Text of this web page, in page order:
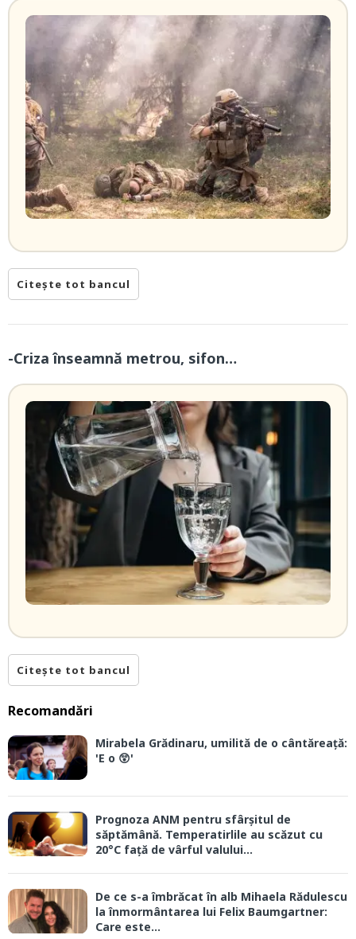
Citește tot bancul
-Criza înseamnă metrou, sifon…
Citește tot bancul
Recomandări
Mirabela Grădinaru, umilită de o cântăreață:
'E o 😲'
Prognoza ANM pentru sfârșitul de
săptămână. Temperatirlile au scăzut cu
20°C față de vârful valului...
De ce s-a îmbrăcat în alb Mihaela Rădulescu
la înmormântarea lui Felix Baumgartner:
Care este...